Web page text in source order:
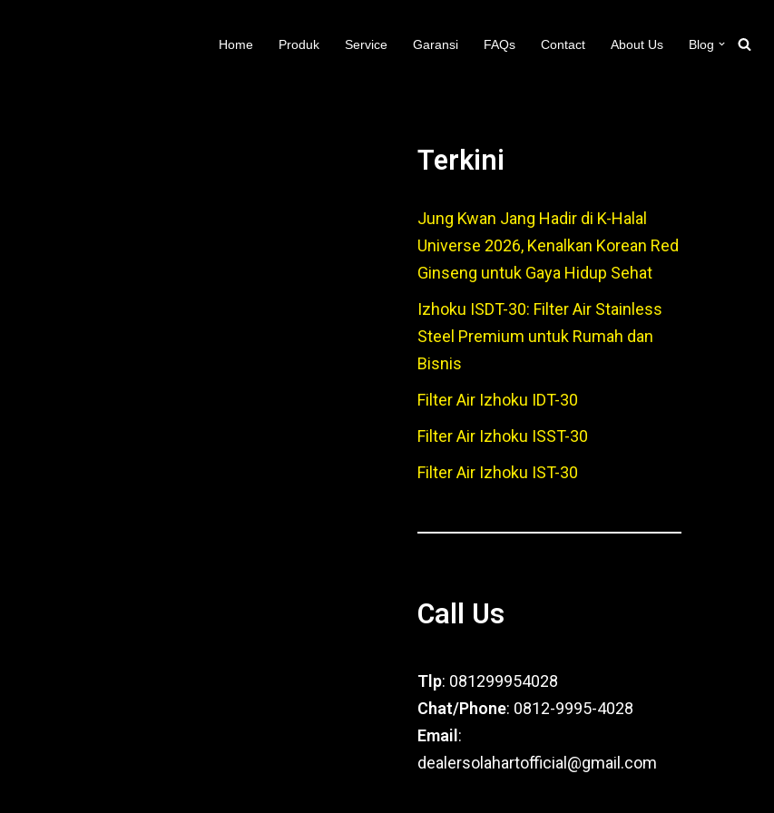
Home Produk Service Garansi FAQs Contact About Us Blog
Terkini
Jung Kwan Jang Hadir di K-Halal
Universe 2026, Kenalkan Korean Red
Ginseng untuk Gaya Hidup Sehat
Izhoku ISDT-30: Filter Air Stainless
Steel Premium untuk Rumah dan
Bisnis
Filter Air Izhoku IDT-30
Filter Air Izhoku ISST-30
Filter Air Izhoku IST-30
Call Us
Tlp: 081299954028
Chat/Phone: 0812-9995-4028
Email :
dealersolahartofficial@gmail.com